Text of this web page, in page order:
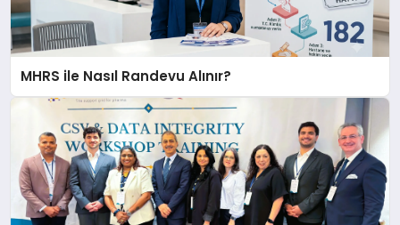
MHRS ile Nasıl Randevu Alınır?